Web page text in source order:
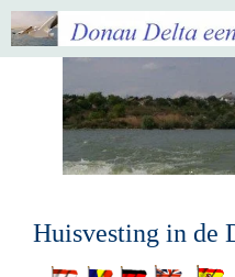
Ga
direct
hoofdinhoud
Huisvesting in de